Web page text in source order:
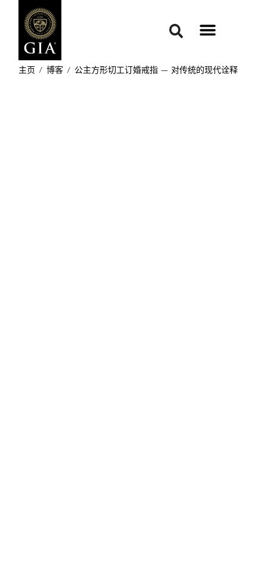
主页 / 博客 / 公主方形切工订婚戒指 — 对传统的现代诠释